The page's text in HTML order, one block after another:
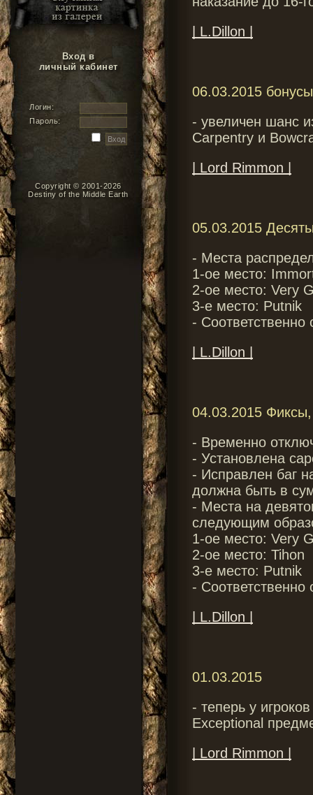
Вход в
личный кабинет
Логин:
Пароль:
Copyright © 2001-2026
Destiny of the Middle Earth
| L.Dillon |
06.03.2015 бонусы
- увеличен шанс
Carpentry и
| Lord Rimmon |
05.03.2015
- Места
1-ое место:
2-ое место: Very
3-е место: Putnik
-
| L.Dillon |
04.03.2015
- Временно
- Установлена
- Исправлен баг
должна быть в
- Места на
следующим
1-ое место: Very
2-ое место: Tihon
3-е место: Putnik
-
| L.Dillon |
01.03.2015
- теперь у
Exceptional
| Lord Rimmon |